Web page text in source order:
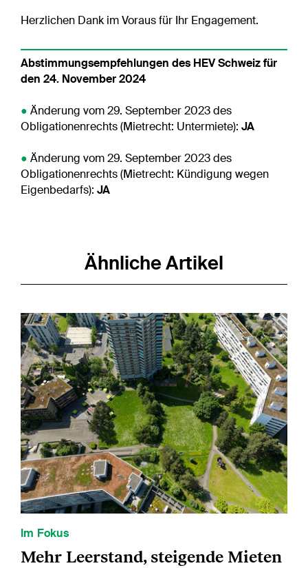
Herzlichen Dank im Voraus für Ihr Engagement.
Abstimmungsempfehlungen des HEV Schweiz für
den 24. November 2024
● Änderung vom 29. September 2023 des
Obligationenrechts (Mietrecht: Untermiete): JA
● Änderung vom 29. September 2023 des
Obligationenrechts (Mietrecht: Kündigung wegen
Eigenbedarfs): JA
Ähnliche Artikel
Im Fokus
Mehr Leerstand, steigende Mieten